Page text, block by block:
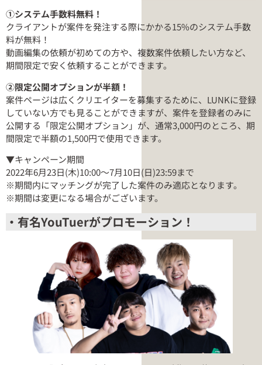
①システム手数料無料！
クライアントが案件を発注する際にかかる15%のシステム手数
料が無料！
動画編集の依頼が初めての方や、複数案件依頼したい方など、
期間限定で安く依頼することができます。
②限定公開オプションが半額！
案件ページは広くクリエイターを募集するために、LUNKに登録
していない方でも見ることができますが、案件を登録者のみに
公開する「限定公開オプション」が、通常3,000円のところ、期
間限定で半額の1,500円で使用できます。
▼キャンペーン期間
2022年6月23日(木)10:00〜7月10日(日)23:59まで
※期間内にマッチングが完了した案件のみ適応となります。
※期間は変更になる場合がございます。
・有名YouTuerがプロモーション！